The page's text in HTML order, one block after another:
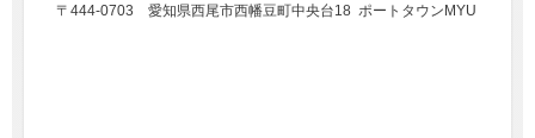
〒444-0703 愛知県西尾市西幡豆町中央台18 ポートタウンMYU